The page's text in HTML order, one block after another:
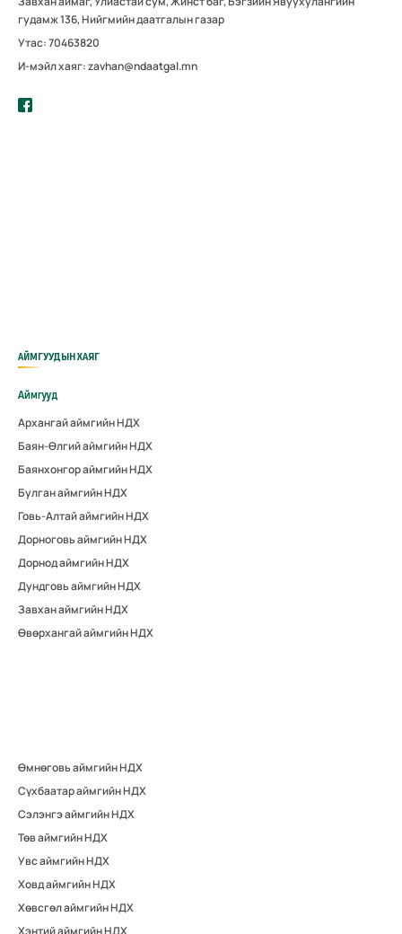
гудамж 136, Нийгмийн даатгалын газар
Утас: 70463820
И-мэйл хаяг: zavhan@ndaatgal.mn
АЙМГУУДЫН ХАЯГ
Аймгууд
Архангай аймгийн НДХ
Баян-Өлгий аймгийн НДХ
Баянхонгор аймгийн НДХ
Булган аймгийн НДХ
Говь-Алтай аймгийн НДХ
Дорноговь аймгийн НДХ
Дорнод аймгийн НДХ
Дундговь аймгийн НДХ
Завхан аймгийн НДХ
Өвөрхангай аймгийн НДХ
Өмнөговь аймгийн НДХ
Сүхбаатар аймгийн НДХ
Сэлэнгэ аймгийн НДХ
Төв аймгийн НДХ
Увс аймгийн НДХ
Ховд аймгийн НДХ
Хөвсгөл аймгийн НДХ
Хэнтий аймгийн НДХ